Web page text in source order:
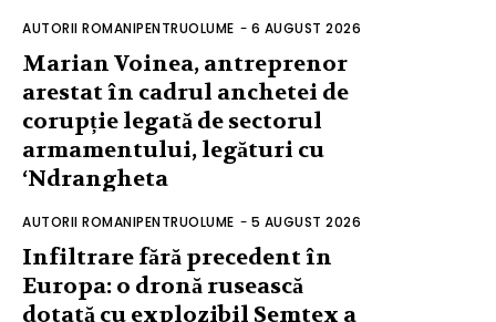
AUTORII ROMANIPENTRUOLUME - 6 AUGUST 2026
Marian Voinea, antreprenor
arestat în cadrul anchetei de
corupție legată de sectorul
armamentului, legături cu
‘Ndrangheta
AUTORII ROMANIPENTRUOLUME - 5 AUGUST 2026
Infiltrare fără precedent în
Europa: o dronă rusească
dotată cu explozibil Semtex a